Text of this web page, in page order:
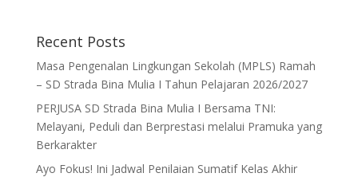
Recent Posts
Masa Pengenalan Lingkungan Sekolah (MPLS) Ramah
– SD Strada Bina Mulia I Tahun Pelajaran 2026/2027
PERJUSA SD Strada Bina Mulia I Bersama TNI:
Melayani, Peduli dan Berprestasi melalui Pramuka yang
Berkarakter
Ayo Fokus! Ini Jadwal Penilaian Sumatif Kelas Akhir